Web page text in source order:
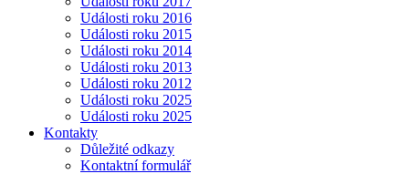
Události roku 2016
Události roku 2015
Události roku 2014
Události roku 2013
Události roku 2012
Události roku 2025
Události roku 2025
Kontakty
Důležité odkazy
Kontaktní formulář